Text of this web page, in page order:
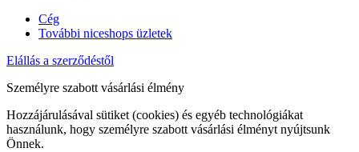
Cég
További niceshops üzletek
Elállás a szerződéstől
Személyre szabott vásárlási élmény
Hozzájárulásával sütiket (cookies) és egyéb technológiákat
használunk, hogy személyre szabott vásárlási élményt nyújtsunk
Önnek.